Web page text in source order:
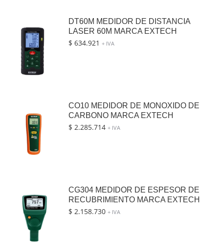
DT60M MEDIDOR DE DISTANCIA
LASER 60M MARCA EXTECH
$ 634.921 + IVA
CO10 MEDIDOR DE MONOXIDO DE
CARBONO MARCA EXTECH
$ 2.285.714 + IVA
CG304 MEDIDOR DE ESPESOR DE
RECUBRIMIENTO MARCA EXTECH
$ 2.158.730 + IVA